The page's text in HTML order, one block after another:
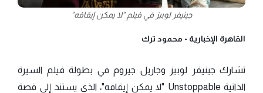
جينيفر لوبيز في فيلم "لا يمكن إيقافه"
القاهرة الإخبارية - محمود ترك
تشارك جينيفر لوبيز وجاريل جيروم في بطولة فيلم السيرة
الذاتية Unstoppable "لا يمكن إيقافه"، الذي يستند إلى قصة